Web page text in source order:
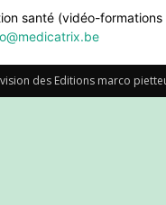
santé (vidéo-
des Editions marco